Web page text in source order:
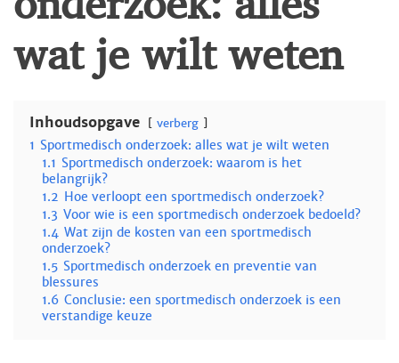
wat je wilt weten
Inhoudsopgave verberg
1 Sportmedisch onderzoek: alles wat je wilt weten
1.1 Sportmedisch onderzoek: waarom is het
belangrijk?
1.2 Hoe verloopt een sportmedisch onderzoek?
1.3 Voor wie is een sportmedisch onderzoek bedoeld?
1.4 Wat zijn de kosten van een sportmedisch
onderzoek?
1.5 Sportmedisch onderzoek en preventie van
blessures
1.6 Conclusie: een sportmedisch onderzoek is een
verstandige keuze